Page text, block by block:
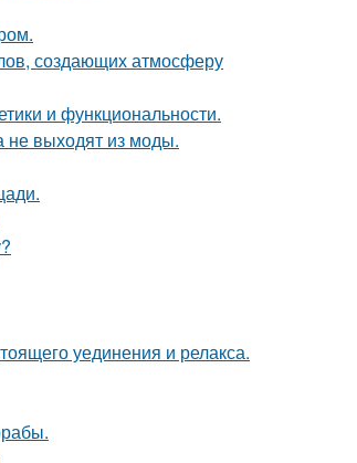
создающих атмосферу
и функциональности.
не выходят из моды.
уединения и релакса.